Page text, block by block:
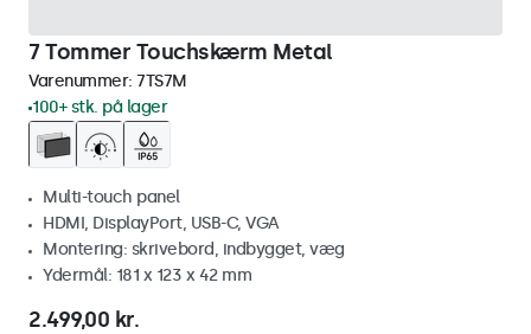
7 Tommer Touchskærm Metal
Varenummer: 7TS7M
100+ stk. på lager
Multi-touch panel
HDMI, DisplayPort, USB-C, VGA
Montering: skrivebord, indbygget, væg
Ydermål: 181 x 123 x 42 mm
2.499,00 kr.